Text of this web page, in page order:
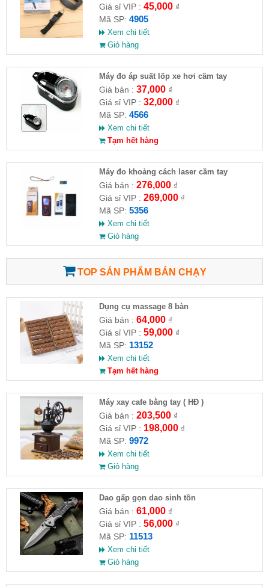
Giá sỉ VIP : 45,000₫
Mã SP: 4905
Xem chi tiết
Giỏ hàng
Máy đo áp suất lốp xe hơi cầm tay
Giá bán : 37,000₫
Giá sỉ VIP : 32,000₫
Mã SP: 4566
Xem chi tiết
Tạm hết hàng
Máy đo khoảng cách laser cầm tay
Giá bán : 276,000₫
Giá sỉ VIP : 269,000₫
Mã SP: 5356
Xem chi tiết
Giỏ hàng
TOP SẢN PHẨM BÁN CHẠY
Dụng cụ massage 8 bàn
Giá bán : 64,000₫
Giá sỉ VIP : 59,000₫
Mã SP: 13152
Xem chi tiết
Tạm hết hàng
Máy xay cafe bằng tay ( HĐ )
Giá bán : 203,500₫
Giá sỉ VIP : 198,000₫
Mã SP: 9972
Xem chi tiết
Giỏ hàng
Dao gấp gọn dao sinh tồn
Giá bán : 61,000₫
Giá sỉ VIP : 56,000₫
Mã SP: 11513
Xem chi tiết
Giỏ hàng